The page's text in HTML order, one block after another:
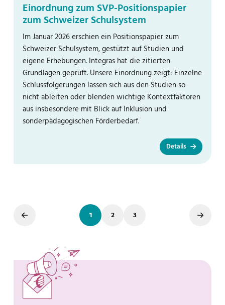
Einordnung zum SVP-Positionspapier
zum Schweizer Schulsystem
Im Januar 2026 erschien ein Positionspapier zum
Schweizer Schulsystem, gestützt auf Studien und
eigene Erhebungen. Integras hat die zitierten
Grundlagen geprüft. Unsere Einordnung zeigt: Einzelne
Schlussfolgerungen lassen sich aus den Studien so
nicht ableiten oder blenden wichtige Kontextfaktoren
aus insbesondere mit Blick auf Inklusion und
sonderpädagogischen Förderbedarf.
Details
1 2 3